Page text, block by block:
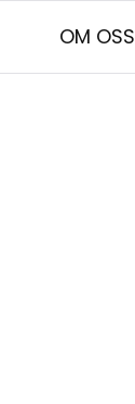
OM OSS